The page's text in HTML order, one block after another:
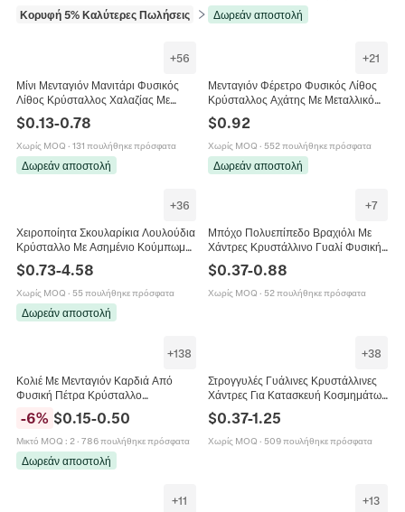
Κορυφή 5% Καλύτερες Πωλήσεις σε Βραχιόλια
Δωρεάν αποστολή
+56
Μίνι Μενταγιόν Μανιτάρι Φυσικός
Λίθος Κρύσταλλος Χαλαζίας Με
Μεταλλικό Κούμπωμα Για Κατασκευή
Κοσμημάτων DIY Κολιέ
$0.13-0.78
Χωρίς MOQ · 131 πουλήθηκε πρόσφατα
Δωρεάν αποστολή
+21
Μενταγιόν Φέρετρο Φυσικός Λίθος
Κρύσταλλος Αχάτης Με Μεταλλικό
Κούμπωμα Για Κοσμήματα
Halloween DIY Παιχνίδι
$0.92
Χωρίς MOQ · 552 πουλήθηκε πρόσφατα
Δωρεάν αποστολή
+36
Χειροποίητα Σκουλαρίκια Λουλούδια
Κρύσταλλο Με Ασημένιο Κούμπωμα
Γλυκό Δάσος Αισθητική Νεράιδα
Οργάντζα Κοσμήματα Για Γυναίκες
$0.73-4.58
Χωρίς MOQ · 55 πουλήθηκε πρόσφατα
Δωρεάν αποστολή
+7
Μπόχο Πολυεπίπεδο Βραχιόλι Με
Χάντρες Κρυστάλλινο Γυαλί Φυσική
Πέτρα Μενταγιόν Druzy Μόδα
Κοσμήματα Γυναικεία
$0.37-0.88
Χωρίς MOQ · 52 πουλήθηκε πρόσφατα
+138
Κολιέ Με Μενταγιόν Καρδιά Από
Φυσική Πέτρα Κρύσταλλο
Με Μαύρο Δερμάτινο Κορδόνι Για
Άνδρες Γυναίκες
-6% $0.15-0.50
Μικτό MOQ : 2· 786 πουλήθηκε πρόσφατα
Δωρεάν αποστολή
+38
Στρογγυλές Γυάλινες Κρυστάλλινες
Χάντρες Για Κατασκευή Κοσμημάτων
Χειροποίητα Αξεσουάρ
$0.37-1.25
Χωρίς MOQ · 509 πουλήθηκε πρόσφατα
+11 +13